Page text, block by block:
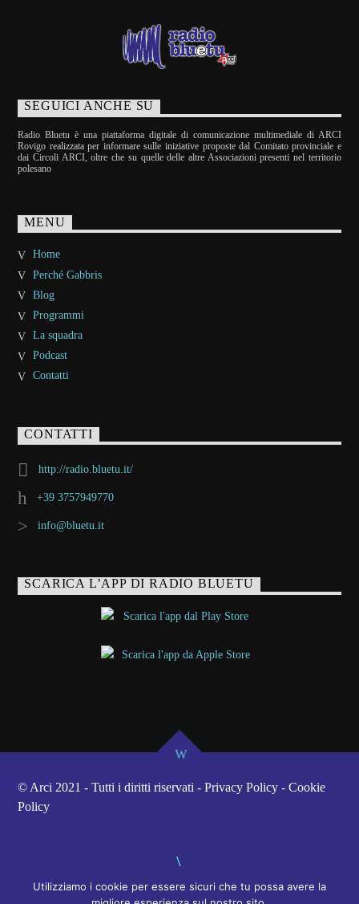
SEGUICI ANCHE SU
Radio Bluetu è una piattaforma digitale di comunicazione multimediale di ARCI
Rovigo realizzata per informare sulle iniziative proposte dal Comitato provinciale e
dai Circoli ARCI, oltre che su quelle delle altre Associazioni presenti nel territorio
polesano
MENU
Home
Perché Gabbris
Blog
Programmi
La squadra
Podcast
Contatti
CONTATTI
http://radio.bluetu.it/
+39 3757949770
info@bluetu.it
SCARICA L’APP DI RADIO BLUETU
© Arci 2021 - Tutti i diritti riservati - Privacy Policy - Cookie
Policy
Utilizziamo i cookie per essere sicuri che tu possa avere la